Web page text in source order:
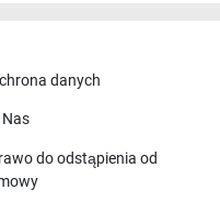
danych
Nas
do odstąpienia od